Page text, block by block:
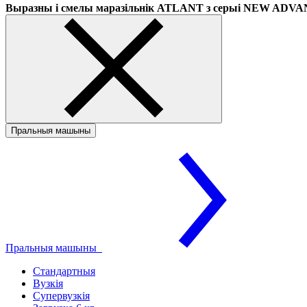
Выразны і смелы маразільнік ATLANT з серыі NEW
Пральныя машыны
Пральныя машыны
Стандартныя
Вузкія
Супервузкія